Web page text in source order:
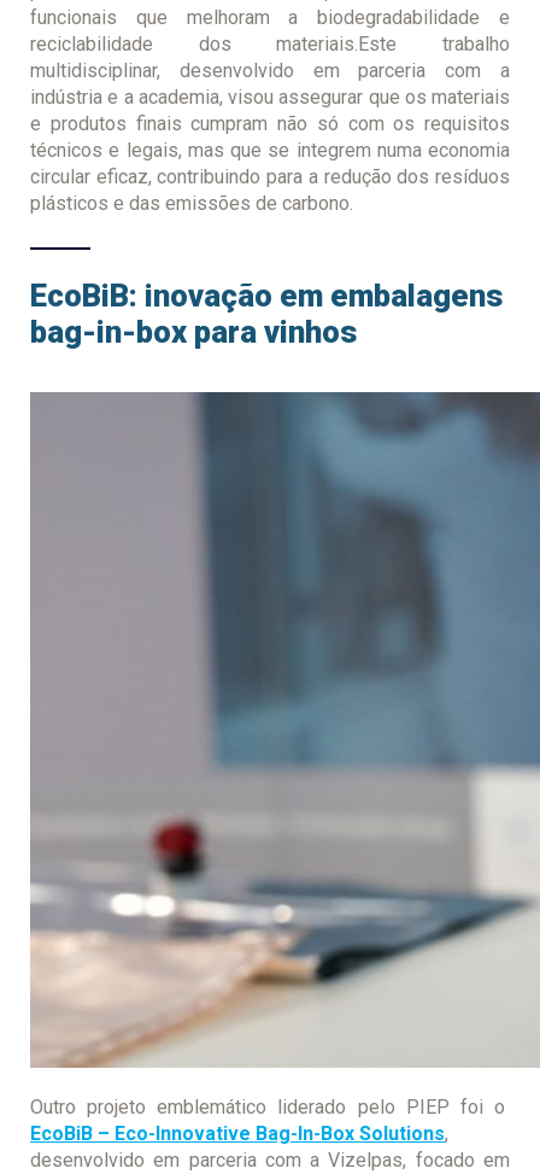
funcionais que melhoram a biodegradabilidade e
reciclabilidade dos materiais.Este trabalho
multidisciplinar, desenvolvido em parceria com a
indústria e a academia, visou assegurar que os materiais
e produtos finais cumpram não só com os requisitos
técnicos e legais, mas que se integrem numa economia
circular eficaz, contribuindo para a redução dos resíduos
plásticos e das emissões de carbono.
EcoBiB: inovação em embalagens
bag-in-box para vinhos
Outro projeto emblemático liderado pelo PIEP foi o
EcoBiB – Eco-Innovative Bag-In-Box Solutions,
desenvolvido em parceria com a Vizelpas, focado em